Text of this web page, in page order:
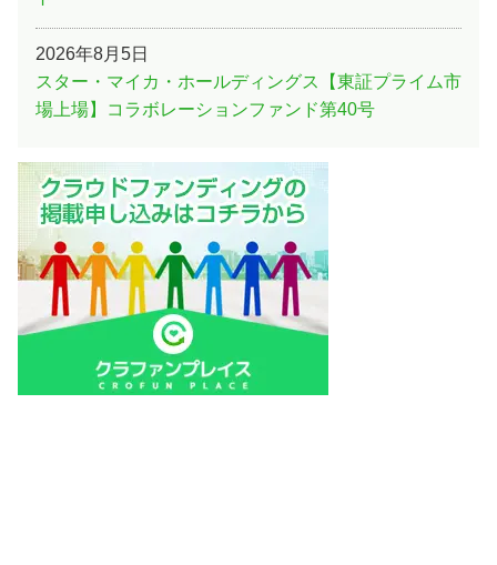
2026年8月5日
スター・マイカ・ホールディングス【東証プライム市
場上場】コラボレーションファンド第40号